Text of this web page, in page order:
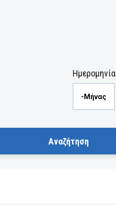
Ημερομηνία